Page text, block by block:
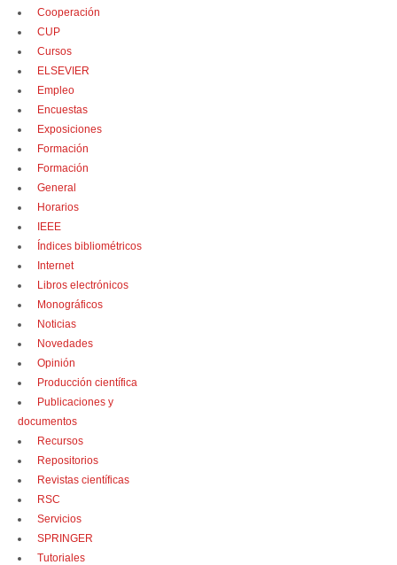
Cooperación
CUP
Cursos
ELSEVIER
Empleo
Encuestas
Exposiciones
Formación
Formación
General
Horarios
IEEE
Índices bibliométricos
Internet
Libros electrónicos
Monográficos
Noticias
Novedades
Opinión
Producción científica
Publicaciones y
documentos
Recursos
Repositorios
Revistas científicas
RSC
Servicios
SPRINGER
Tutoriales